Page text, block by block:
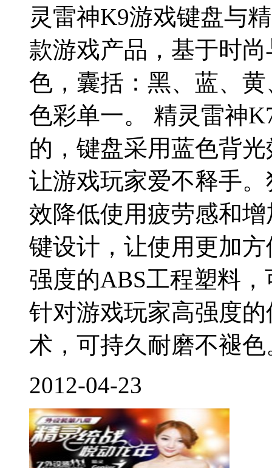
灵雷神K9游戏键盘与
款游戏产品，基于时
色，囊括：黑、蓝、
色彩单一。 精灵雷神
的，键盘采用蓝色背
让游戏玩家爱不释手
效降低使用疲劳感和
键设计，让使用更加
强度的ABS工程塑料
针对游戏玩家高强度
术，可持久耐磨不褪色
2012-04-23